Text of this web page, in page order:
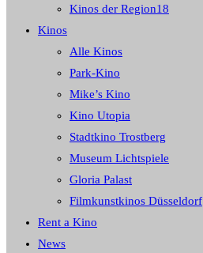
Kinos der Region18
Kinos
Alle Kinos
Park-Kino
Mike’s Kino
Kino Utopia
Stadtkino Trostberg
Museum Lichtspiele
Gloria Palast
Filmkunstkinos Düsseldorf
Rent a Kino
News